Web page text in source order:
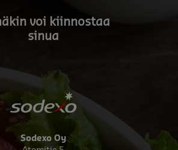
voi kiinnostaa
sinua
Sodexo Oy